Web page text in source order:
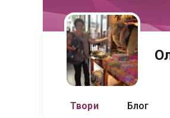
Твори Блог